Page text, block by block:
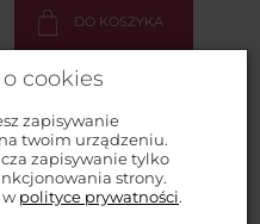
DO KOSZYKA
cookies
zapisywanie
twoim urządzeniu.
zapisywanie tylko
strony.
w polityce prywatności.